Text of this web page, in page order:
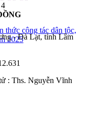
thức công tác dân tộc,
2025
4
- Đà Lạt, tỉnh Lâm
: Ths. Nguyễn Vĩnh